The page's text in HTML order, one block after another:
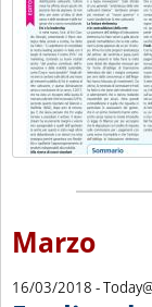
Lista
Marzo
16/03/2018 -